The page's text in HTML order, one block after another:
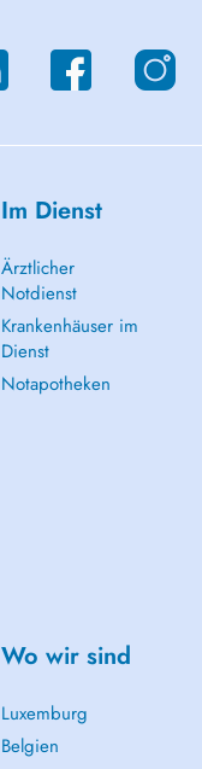
Im Dienst
Ärztlicher
Notdienst
Krankenhäuser im
Dienst
Notapotheken
Wo wir sind
Luxemburg
Belgien